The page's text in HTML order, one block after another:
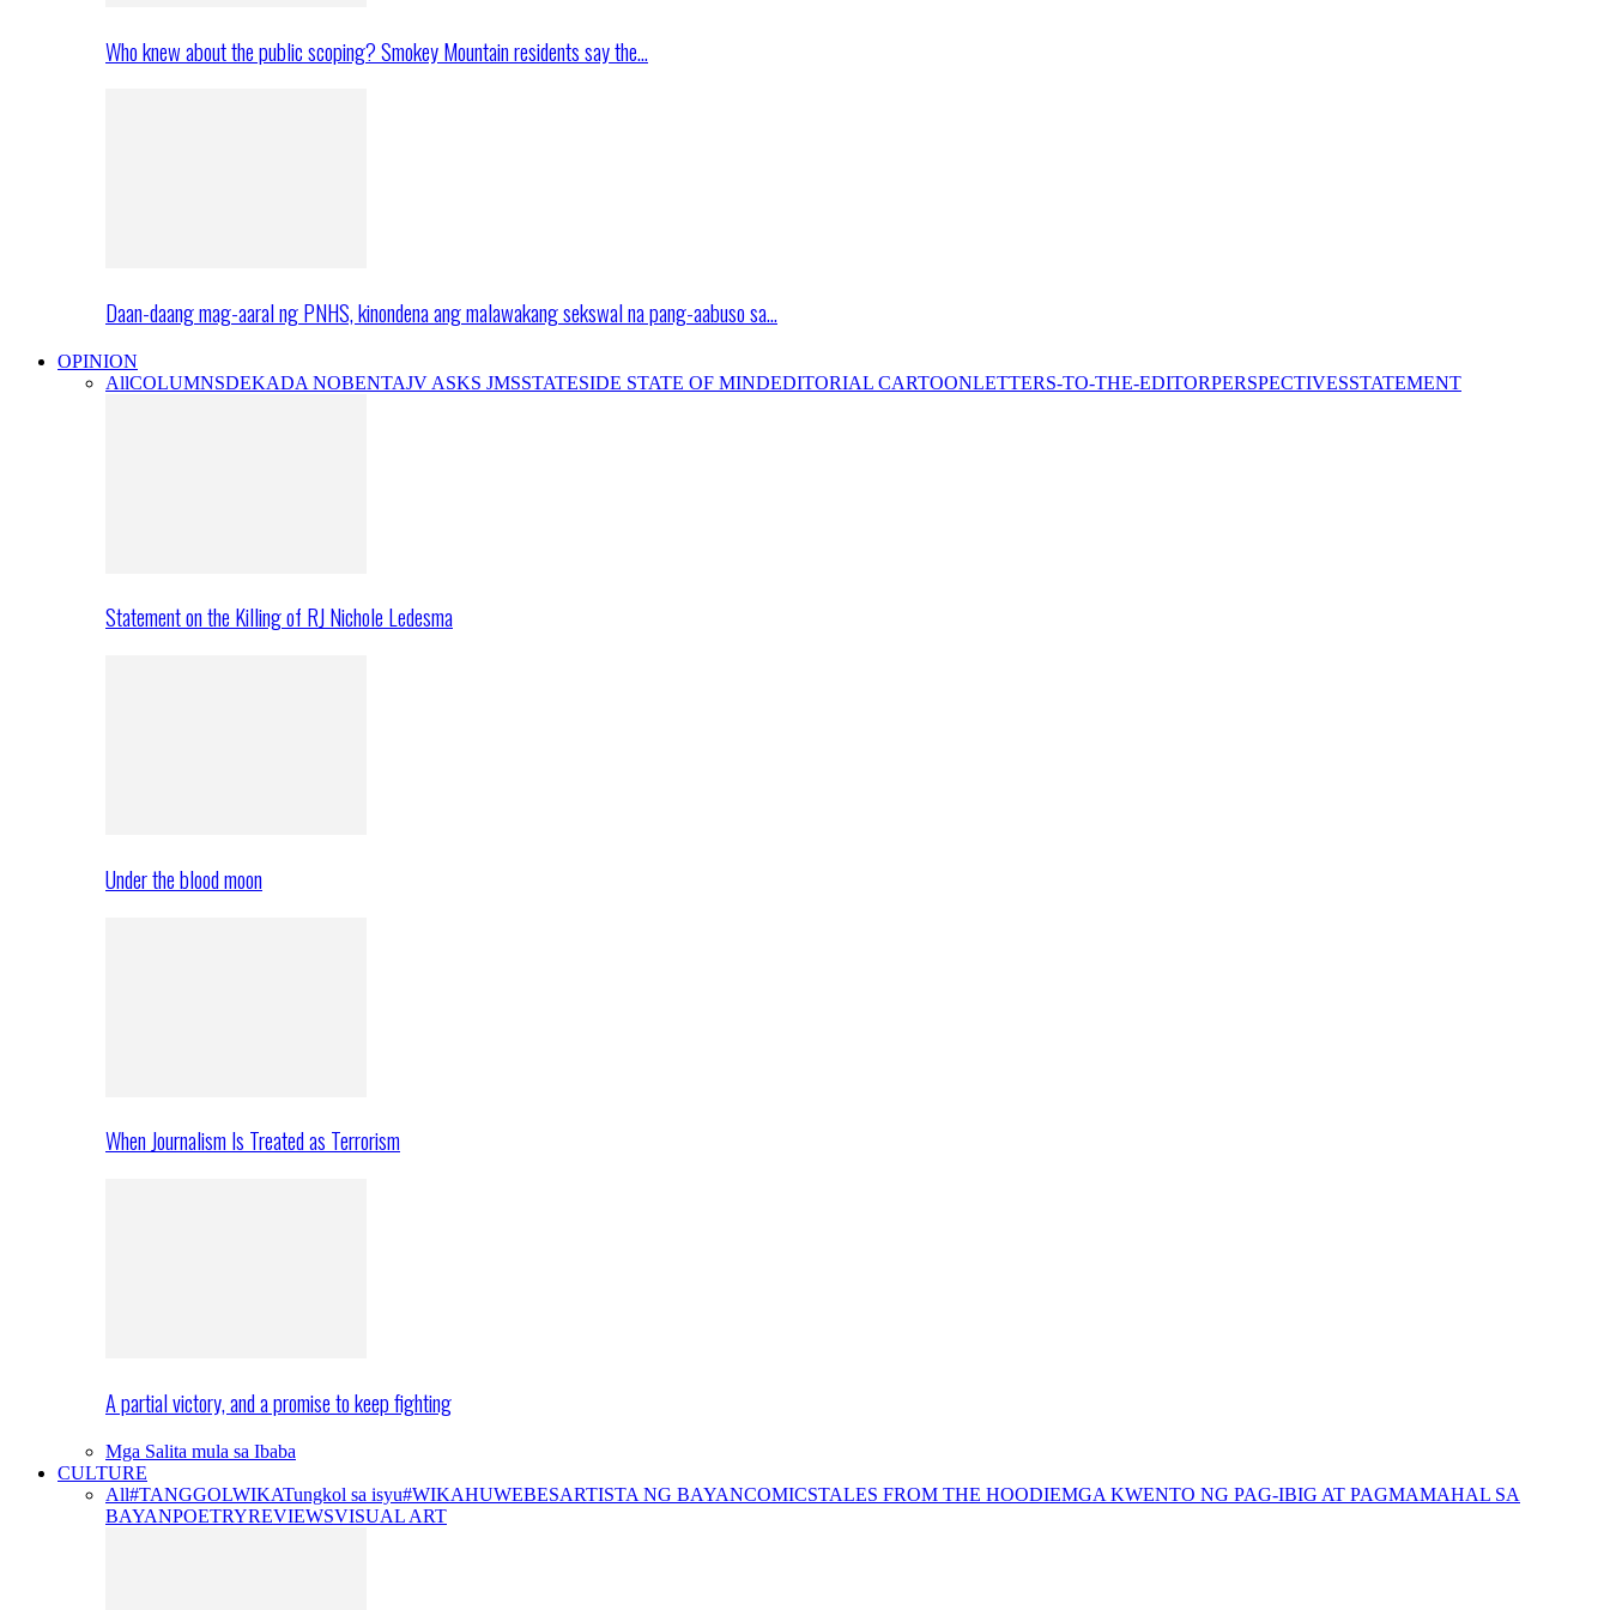
Who knew about the public scoping? Smokey Mountain residents say the…
Daan-daang mag-aaral ng PNHS, kinondena ang malawakang sekswal na pang-aabuso sa…
OPINION
AllCOLUMNSDEKADA NOBENTAJV ASKS JMSSTATESIDE STATE OF MINDEDITORIAL CARTOONLETTERS-TO-THE-EDITORPERSPECTIVESSTATEMENT
Statement on the Killing of RJ Nichole Ledesma
Under the blood moon
When Journalism Is Treated as Terrorism
A partial victory, and a promise to keep fighting
Mga Salita mula sa Ibaba
CULTURE
All#TANGGOLWIKATungkol sa isyu#WIKAHUWEBESARTISTA NG BAYANCOMICSTALES FROM THE HOODIEMGA KWENTO NG PAG-IBIG AT PAGMAMAHAL SA
BAYANPOETRYREVIEWSVISUAL ART